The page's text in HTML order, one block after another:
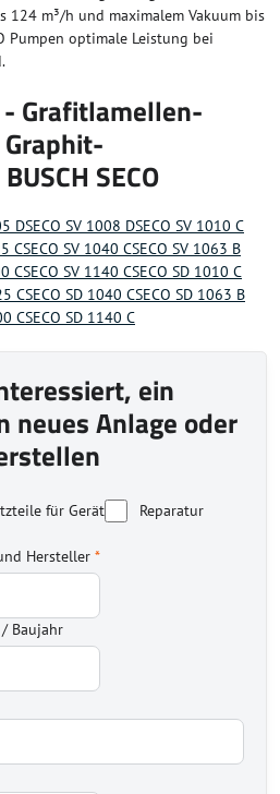
m³/h und maximalem Vakuum bis
Pumpen optimale Leistung bei
Grafitlamellen-
SECO
DSECO SV 1008 DSECO SV 1010 C
CSECO SV 1040 CSECO SV 1063 B
CSECO SV 1140 CSECO SD 1010 C
CSECO SD 1040 CSECO SD 1063 B
CSECO SD 1140 C
ein
neues Anlage oder
für Gerät
Reparatur
Hersteller *
Baujahr